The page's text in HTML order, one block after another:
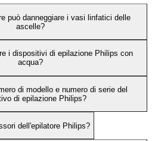
può danneggiare i vasi linfatici delle
ascelle?
i dispositivi di epilazione Philips con
acqua?
di modello e numero di serie del
di epilazione Philips?
dell'epilatore Philips?